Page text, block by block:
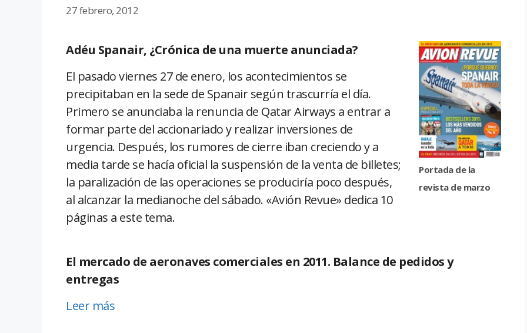
27 febrero, 2012
Portada de la
revista de marzo
Adéu Spanair, ¿Crónica de una muerte anunciada?
El pasado viernes 27 de enero, los acontecimientos se
precipitaban en la sede de Spanair según trascurría el día.
Primero se anunciaba la renuncia de Qatar Airways a entrar a
formar parte del accionariado y realizar inversiones de
urgencia. Después, los rumores de cierre iban creciendo y a
media tarde se hacía oficial la suspensión de la venta de billetes;
la paralización de las operaciones se produciría poco después,
al alcanzar la medianoche del sábado. «Avión Revue» dedica 10
páginas a este tema.
El mercado de aeronaves comerciales en 2011. Balance de pedidos y
entregas
Leer más